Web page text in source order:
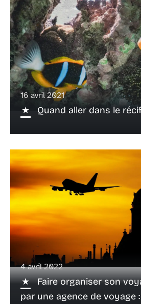
16 avril 2021
Quand aller dans le
4 avril 2022
Faire organiser son
par une agence de voyage